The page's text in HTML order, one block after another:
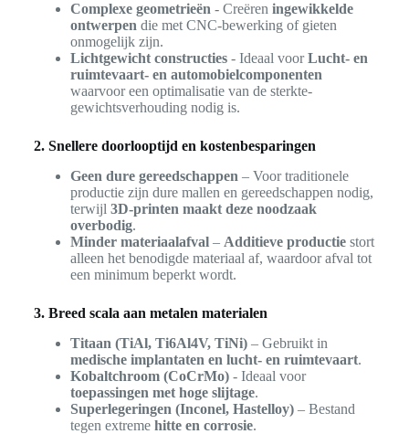
Complexe geometrieën - Creëren ingewikkelde
ontwerpen die met CNC-bewerking of gieten
onmogelijk zijn.
Lichtgewicht constructies- Ideaal voorLucht- en
ruimtevaart- en automobielcomponenten
waarvoor een optimalisatie van de sterkte-
gewichtsverhouding nodig is.
2. Snellere doorlooptijd en kostenbesparingen
Geen dure gereedschappen – Voor traditionele
productie zijn dure mallen en gereedschappen nodig,
terwijl 3D-printen maakt deze noodzaak
overbodig.
Minder materiaalafval– Additieve productiestort
alleen het benodigde materiaal af, waardoor afval tot
een minimum beperkt wordt.
3. Breed scala aan metalen materialen
Titaan (TiAl, Ti6Al4V, TiNi)– Gebruikt in
medische implantaten en lucht- en ruimtevaart.
Kobaltchroom (CoCrMo)- Ideaal voor
toepassingen met hoge slijtage.
Superlegeringen (Inconel, Hastelloy)– Bestand
tegen extreme hitte en corrosie.